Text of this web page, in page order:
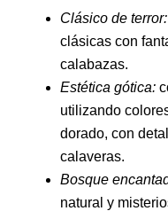
Clásico de terror:
clásicas con
calabazas.
Estética gótica:
utilizando
dorado, con
calaveras.
Bosque
natural y